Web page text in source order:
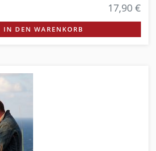
17,90 €
IN DEN WARENKORB